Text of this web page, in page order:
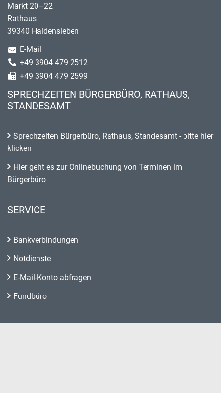
Markt 20–22
Rathaus
39340 Haldensleben
E-Mail
+49 3904 479 2512
+49 3904 479 2599
SPRECHZEITEN BÜRGERBÜRO, RATHAUS,
STANDESAMT
Sprechzeiten Bürgerbüro, Rathaus, Standesamt - bitte hier
klicken
Hier geht es zur Onlinebuchung von Terminen im
Bürgerbüro
SERVICE
Bankverbindungen
Notdienste
E-Mail-Konto abfragen
Fundbüro